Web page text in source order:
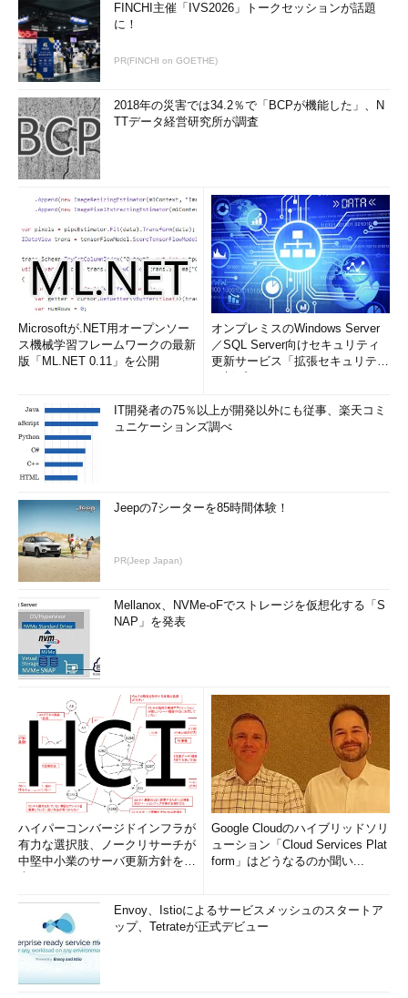
FINCHI主催「IVS2026」トークセッションが話題
に！
PR(FINCHI on GOETHE)
2018年の災害では34.2％で「BCPが機能した」、N
TTデータ経営研究所が調査
Microsoftが.NET用オープンソー
ス機械学習フレームワークの最新
版「ML.NET 0.11」を公開
オンプレミスのWindows Server
／SQL Server向けセキュリティ
更新サービス「拡張セキュリティ
IT開発者の75％以上が開発以外にも従事、楽天コミ
ュニケーションズ調べ
Jeepの7シーターを85時間体験！
PR(Jeep Japan)
Mellanox、NVMe-oFでストレージを仮想化する「S
NAP」を発表
ハイパーコンバージドインフラが
有力な選択肢、ノークリサーチが
中堅中小業のサーバ更新方針を調
Google Cloudのハイブリッドソリ
ューション「Cloud Services Plat
form」はどうなるのか聞い...
Envoy、Istioによるサービスメッシュのスタートア
ップ、Tetrateが正式デビュー